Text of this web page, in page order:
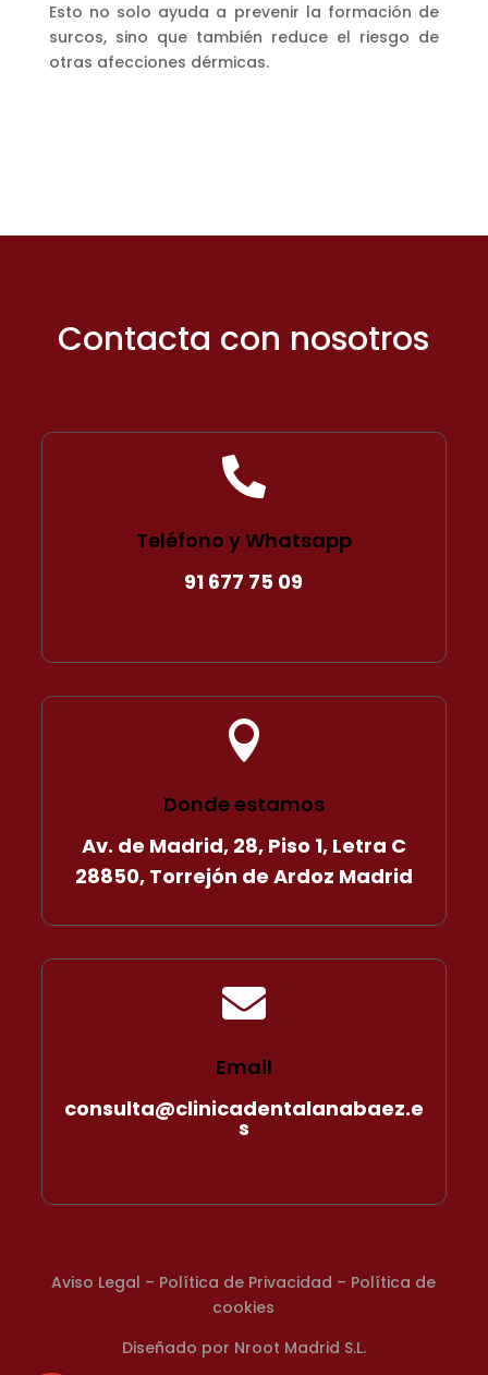
Esto no solo ayuda a prevenir la formación de
surcos, sino que también reduce el riesgo de
otras afecciones dérmicas.
Contacta con nosotros

Teléfono y Whatsapp
91 677 75 09

Donde estamos
Av. de Madrid, 28, Piso 1, Letra C
28850, Torrejón de Ardoz Madrid

Email
consulta@clinicadentalanabaez.e
s
Aviso Legal – Política de Privacidad – Política de
cookies
Diseñado por Nroot Madrid S.L.